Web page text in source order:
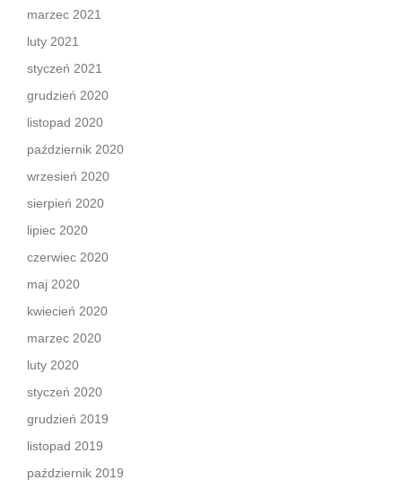
marzec 2021
luty 2021
styczeń 2021
grudzień 2020
listopad 2020
październik 2020
wrzesień 2020
sierpień 2020
lipiec 2020
czerwiec 2020
maj 2020
kwiecień 2020
marzec 2020
luty 2020
styczeń 2020
grudzień 2019
listopad 2019
październik 2019